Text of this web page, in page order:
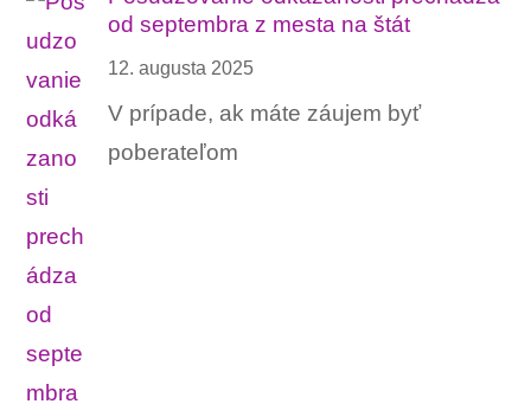
od septembra z mesta na štát
12. augusta 2025
V prípade, ak máte záujem byť
poberateľom